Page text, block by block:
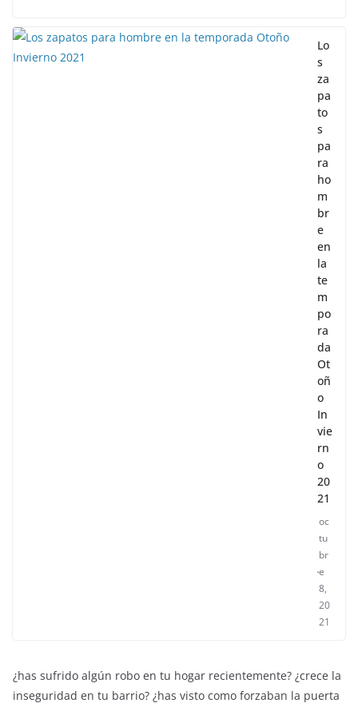
Lo
s
za
pa
to
s
pa
ra
ho
m
br
e
en
la
te
m
po
ra
da
Ot
oñ
o
In
vie
rn
o
20
21
oc
tu
br
e
8,
20
21
¿has sufrido algún robo en tu hogar recientemente? ¿crece la
inseguridad en tu barrio? ¿has visto como forzaban la puerta